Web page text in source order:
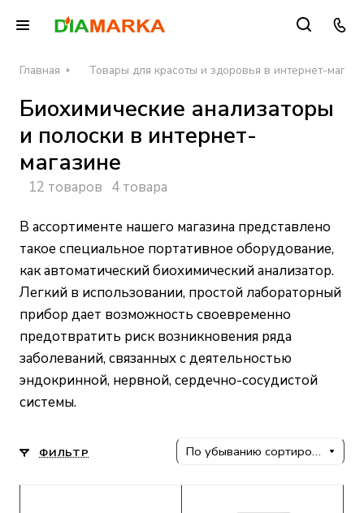
Главная Товары для красоты и здоровья в интернет-
Биохимические анализаторы
и полоски в интернет-
магазине
12 товаров 4 товара
В ассортименте нашего магазина представлено
такое специальное портативное оборудование,
как автоматический биохимический анализатор.
Легкий в использовании, простой лабораторный
прибор дает возможность своевременно
предотвратить риск возникновения ряда
заболеваний, связанных с деятельностью
эндокринной, нервной, сердечно-сосудистой
системы.
ФИЛЬТР По убыванию сортировки